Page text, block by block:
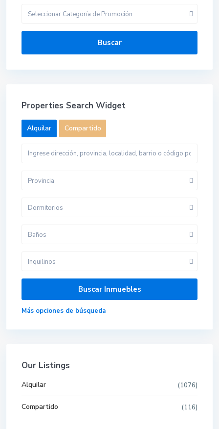
Seleccionar Categoría de Promoción
Buscar
Properties Search Widget
Alquilar Compartido
Provincia
Dormitorios
Baños
Inquilinos
Más opciones de búsqueda
Our Listings
Alquilar (1076)
Compartido (116)